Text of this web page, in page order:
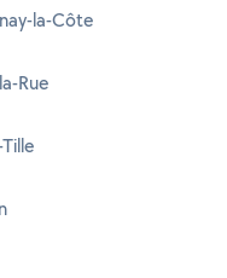
la-Côte
Rue